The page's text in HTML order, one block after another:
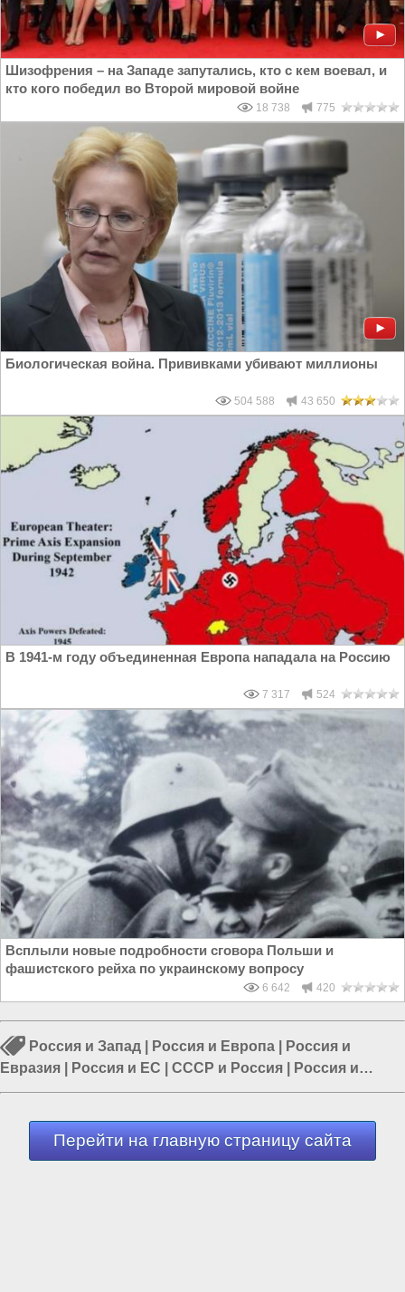
Шизофрения – на Западе запутались, кто с кем воевал, и
кто кого победил во Второй мировой войне
18 738 775
Биологическая война. Прививками убивают миллионы
504 588 43 650
В 1941-м году объединенная Европа нападала на Россию
7 317 524
Всплыли новые подробности сговора Польши и
фашистского рейха по украинскому вопросу
6 642 420
Россия и Запад Россия и Европа
Россия и
Евразия
Россия и ЕС СССР и Россия
Россия и
Германия|Война против России
Перейти на главную страницу сайта